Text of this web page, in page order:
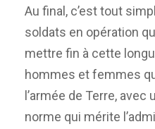
Au final, c’est tout
soldats en opération
mettre fin à cette
hommes et femmes
l’armée de Terre,
norme qui mérite